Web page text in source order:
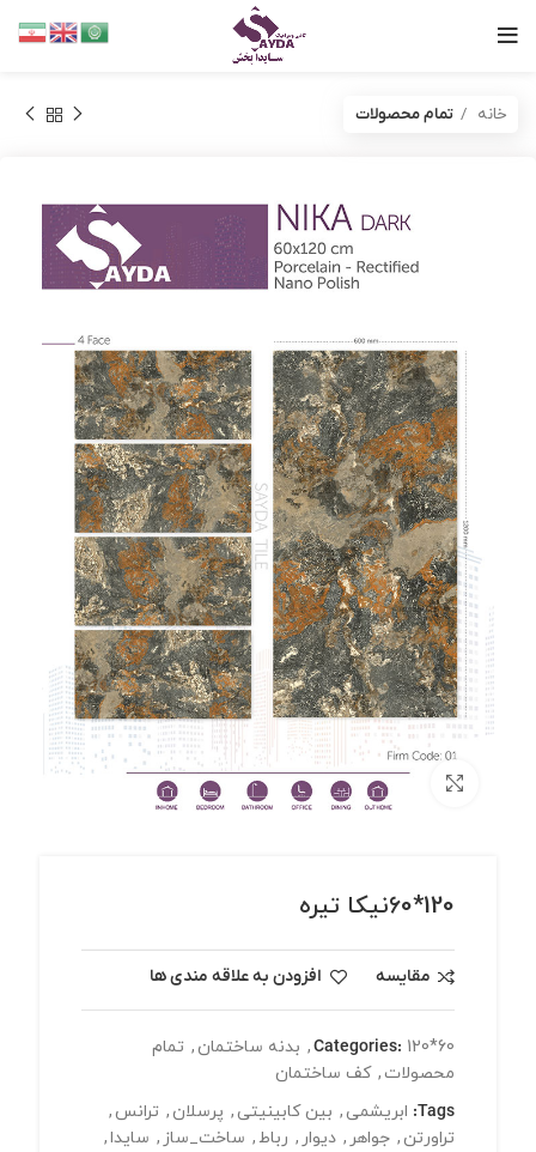
خانه تمام محصولات
برای بزرگنمایی کلیک کنید
120*60نیکا تیره
مقایسه افزودن به علاقه مندی ها
Categories: 120*60
, بدنه ساختمان , تمام
محصولات , کف ساختمان
Tags: ابریشمی , بین کابینیتی , پرسلان , ترانس ,
تراورتن , جواهر , دیوار , رباط, ساخت_ساز , سایدا,